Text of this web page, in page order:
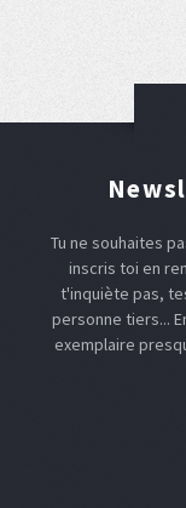
Tu ne souhaites
inscris toi en
t'inquiète pas,
personne tiers...
exemplaire